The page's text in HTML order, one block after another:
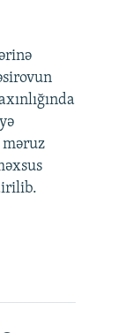
məruz